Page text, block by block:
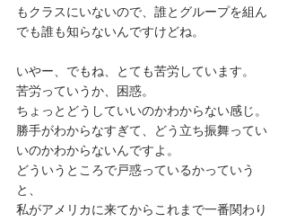
もクラスにいないので、誰とグループを組ん
でも誰も知らないんですけどね。
いやー、でもね、とても苦労しています。
苦労っていうか、困惑。
ちょっとどうしていいのかわからない感じ。
勝手がわからなすぎて、どう立ち振舞ってい
いのかわからないんですよ。
どういうところで戸惑っているかっていう
と、
私がアメリカに来てからこれまで一番関わり